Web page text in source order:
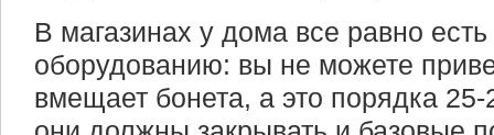
В магазинах у дома все равно
оборудованию: вы не можете
вмещает бонета, а это порядка